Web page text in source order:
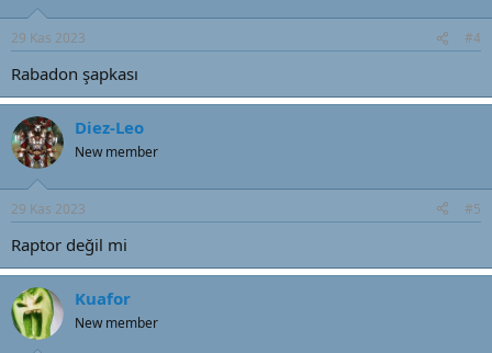
29 Kas 2023 #4
Rabadon şapkası
Diez-Leo
New member
29 Kas 2023 #5
Raptor değil mi
Kuafor
New member